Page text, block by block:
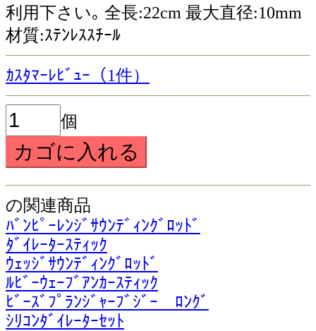
利用下さい｡ 全長:22cm 最大直径:10mm
材質:ｽﾃﾝﾚｽｽﾁｰﾙ
ｶｽﾀﾏｰﾚﾋﾞｭｰ（1件）
個
の関連商品
ﾊﾞﾝﾋﾟｰﾚﾝｼﾞｻｳﾝﾃﾞｨﾝｸﾞﾛｯﾄﾞ
ﾀﾞｲﾚｰﾀｰｽﾃｨｯｸ
ｳｪｯｼﾞｻｳﾝﾃﾞｨﾝｸﾞﾛｯﾄﾞ
ﾙﾋﾞｰｳｪｰﾌﾞｱﾝｶｰｽﾃｨｯｸ
ﾋﾞｰｽﾞﾌﾟﾗﾝｼﾞｬｰﾌﾞｼﾞｰ ﾛﾝｸﾞ
ｼﾘｺﾝﾀﾞｲﾚｰﾀｰｾｯﾄ